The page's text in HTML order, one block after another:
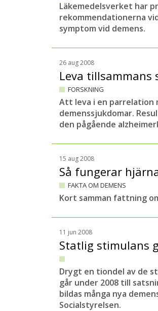
Läkemedelsverket har
rekommendationerna
symptom vid demens.
26 aug 2008
Leva tillsammans
FORSKNING
Att leva i en parrelation
demenssjukdomar.
den pågående
15 aug 2008
Så fungerar
FAKTA OM DEMENS
Kort samman fattning
11 jun 2008
Statlig stimulans
Drygt en tiondel av de
går under 2008 till
bildas många nya
Socialstyrelsen.